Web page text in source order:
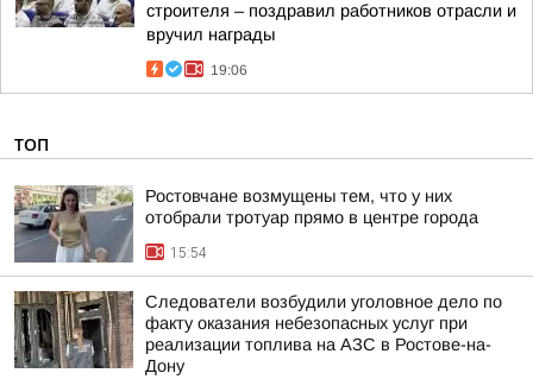
строителя – поздравил работников отрасли и
вручил награды
19:06
ТОП
Ростовчане возмущены тем, что у них
отобрали тротуар прямо в центре города
15:54
Следователи возбудили уголовное дело по
факту оказания небезопасных услуг при
реализации топлива на АЗС в Ростове-на-
Дону